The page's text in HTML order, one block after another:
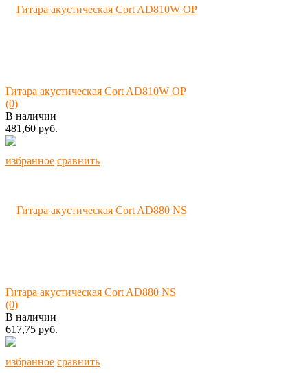
избранное сравнить
Гитара акустическая Cort AD810W OP
(0)
В наличии
481,60 руб.
избранное сравнить
Гитара акустическая Cort AD880 NS
(0)
В наличии
617,75 руб.